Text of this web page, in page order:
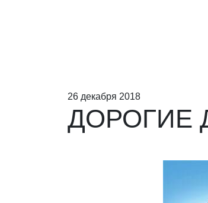
26 декабря 2018
ДОРОГИЕ